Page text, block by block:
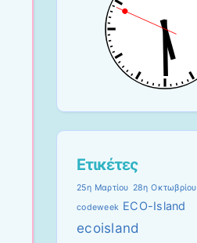
Ετικέτες
25η Μαρτίου 28η Οκτωβρίου
codeweek ECO-Island
ecoisland